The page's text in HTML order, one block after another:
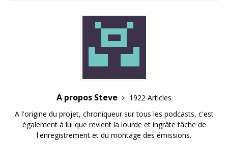
A propos Steve
1922 Articles
A l'origine du projet, chroniqueur sur tous les podcasts, c'est
également à lui que revient la lourde et ingrâte tâche de
l'enregistrement et du montage des émissions.